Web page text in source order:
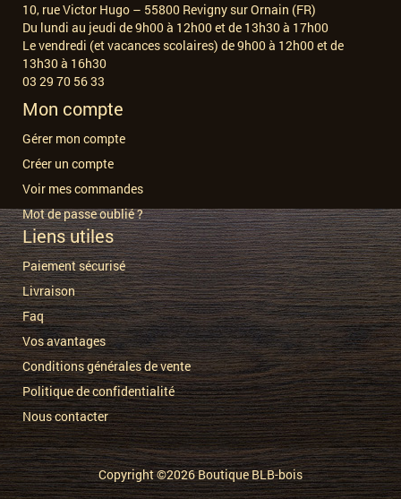
10, rue Victor Hugo – 55800 Revigny sur Ornain (FR)
Du lundi au jeudi de 9h00 à 12h00 et de 13h30 à 17h00
Le vendredi (et vacances scolaires) de 9h00 à 12h00 et de
13h30 à 16h30
03 29 70 56 33
Mon compte
Gérer mon compte
Créer un compte
Voir mes commandes
Mot de passe oublié ?
Liens utiles
Paiement sécurisé
Livraison
Faq
Vos avantages
Conditions générales de vente
Politique de confidentialité
Nous contacter
Copyright ©2026Boutique BLB-bois